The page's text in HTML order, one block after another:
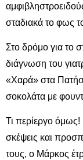
σταδιακά το φως
Στο δρόμο για το
διάγνωση του
«Χαρά» στα
σοκολάτα με
Τι περίεργο όμως!
σκέψεις και
τους, ο Μάρκος